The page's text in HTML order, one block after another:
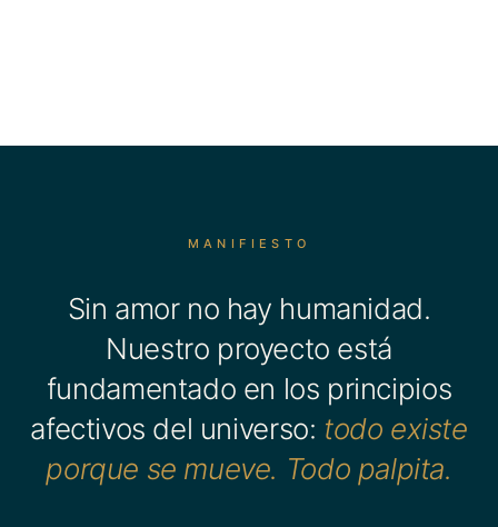
MANIFIESTO
Sin amor no hay humanidad.
Nuestro proyecto está
fundamentado en los principios
afectivos del universo: todo existe
porque se mueve. Todo palpita.